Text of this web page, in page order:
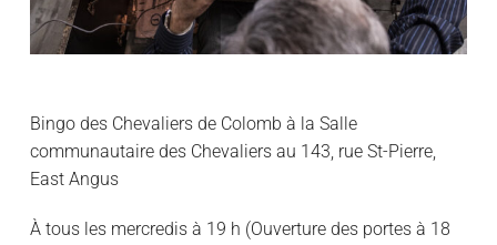
Bingo des Chevaliers de Colomb à la Salle
communautaire des Chevaliers au 143, rue St-Pierre,
East Angus
À tous les mercredis à 19 h (Ouverture des portes à 18